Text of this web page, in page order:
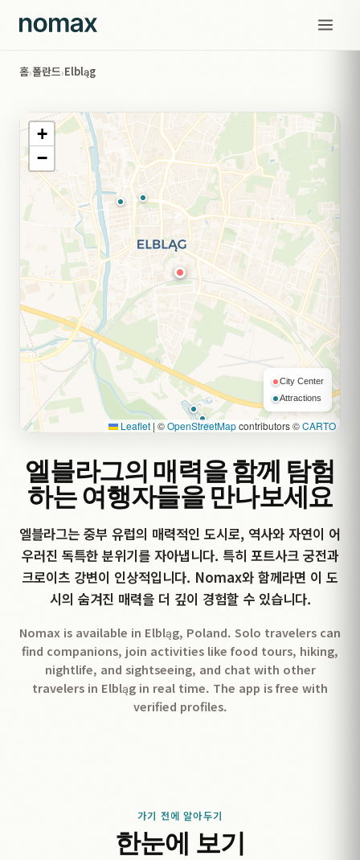
홈›폴란드›Elbląg
엘블라그의 매력을 함께 탐험
하는 여행자들을 만나보세요
엘블라그는 중부 유럽의 매력적인 도시로, 역사와 자연이 어
우러진 독특한 분위기를 자아냅니다. 특히 포트사크 궁전과
크로이츠 강변이 인상적입니다. Nomax와 함께라면 이 도
시의 숨겨진 매력을 더 깊이 경험할 수 있습니다.
Nomax is available in Elbląg, Poland. Solo travelers can
find companions, join activities like food tours, hiking,
nightlife, and sightseeing, and chat with other
travelers in Elbląg in real time. The app is free with
verified profiles.
+
−
City Center
Attractions
Leaflet | ©OpenStreetMapcontributors ©CARTO
가기 전에 알아두기
한눈에 보기